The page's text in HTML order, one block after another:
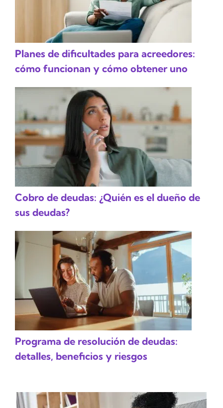
Planes de dificultades para acreedores:
cómo funcionan y cómo obtener uno
Cobro de deudas: ¿Quién es el dueño de
sus deudas?
Programa de resolución de deudas:
detalles, beneficios y riesgos